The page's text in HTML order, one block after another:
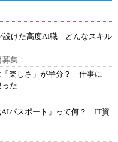
けた高度AI職 どんなスキル
集：
「楽しさ」が半分？ 仕事に
った
パスポート」って何？ IT資